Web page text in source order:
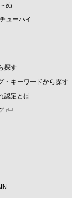
ぬ
ューハイ
探す
・キーワードから探す
認定とは